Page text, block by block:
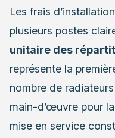
Les frais
plusieurs postes
unitaire des
représente la
nombre de
main-d’œuvre pour
mise en service